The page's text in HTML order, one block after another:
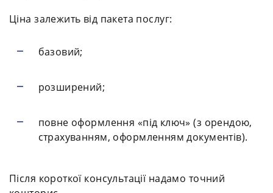
Ціна залежить від пакета послуг:
базовий;
розширений;
повне оформлення «під ключ» (з орендою,
страхуванням, оформленням документів).
Після короткої консультації надамо точний